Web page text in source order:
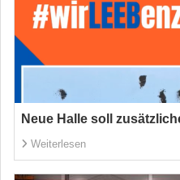
Neue Halle soll
Weiterlesen